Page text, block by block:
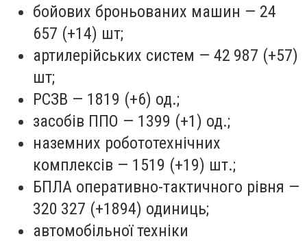
бойових броньованих машин — 24
657 (+14) шт;
артилерійських систем — 42 987 (+57)
шт;
РСЗВ — 1819 (+6) од.;
засобів ППО — 1399 (+1) од.;
наземних робототехнічних
комплексів — 1519 (+19) шт.;
БПЛА оперативно-тактичного рівня —
320 327 (+1894) одиниць;
автомобільної техніки